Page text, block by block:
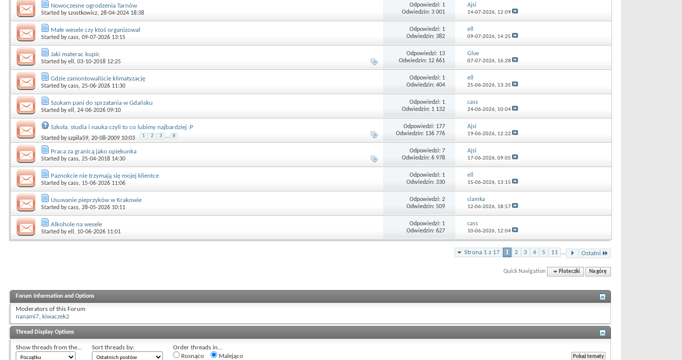
Nowoczesne ogrodzenia Tarnów
Started byszostkowicz, 28-04-2024 18:38
Odpowiedzi: 1
Odwiedzin: 3 001
Ajsi
14-07-2026, 12:09
Małe wesele czy ktoś organizował
Started bycass, 09-07-2026 13:15
Odpowiedzi: 1
Odwiedzin: 382
ell
09-07-2026, 14:25
Jaki materac kupic
Started byell , 03-10-2018 12:25
Odpowiedzi: 13
Odwiedzin: 12 661
Glue
07-07-2026, 16:28
Gdzie zamontowaliście klimatyzację
Started bycass, 25-06-2026 11:30
Odpowiedzi: 1
Odwiedzin: 404
ell
25-06-2026, 13:35
Szukam pani do sprzatania w Gdańsku
Started byell , 24-06-2026 09:10
Odpowiedzi: 1
Odwiedzin: 1 132
cass
24-06-2026, 10:04
Szkoła, studia i nauka czyli to co lubimy najbardziej :P
Started byszpila59, 20-08-2009 10:03 1 2 3 ... 8
Odpowiedzi: 177
Odwiedzin: 136 776
Ajsi
19-06-2026, 12:22
Praca za granicą jako opiekunka
Started bycass, 25-04-2018 14:30
Odpowiedzi: 7
Odwiedzin: 6 978
Ajsi
17-06-2026, 09:05
Paznokcie nie trzymają się mojej klientce
Started bycass, 15-06-2026 11:06
Odpowiedzi: 1
Odwiedzin: 330
ell
15-06-2026, 13:15
Usuwanie pieprzyków w Krakowie
Started bycass, 28-05-2026 10:11
Odpowiedzi: 2
Odwiedzin: 509
ciamka
12-06-2026, 18:57
Alkohole na wesele
Started byell , 10-06-2026 11:01
Odpowiedzi: 1
Odwiedzin: 627
cass
10-06-2026, 12:04
Strona 1 z 17 1 2 3 4 5 11 ... Ostatni
Quick Navigation Ploteczki Na górę
Forum Information and Options
Moderators of this Forum
nanami7, kiwaczek2
Thread Display Options
Show threads from the... Sort threads by:
Order threads in...
Rosnąco
Malejąco